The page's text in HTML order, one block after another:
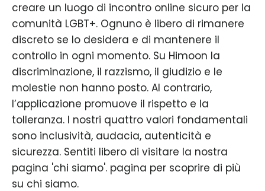
creare un luogo di incontro online sicuro per la
comunità LGBT+. Ognuno è libero di rimanere
discreto se lo desidera e di mantenere il
controllo in ogni momento. Su Himoon la
discriminazione, il razzismo, il giudizio e le
molestie non hanno posto. Al contrario,
l’applicazione promuove il rispetto e la
tolleranza. I nostri quattro valori fondamentali
sono inclusività, audacia, autenticità e
sicurezza. Sentiti libero di visitare la nostra
pagina 'chi siamo'. pagina per scoprire di più
su chi siamo.